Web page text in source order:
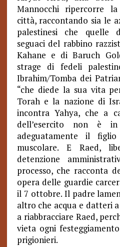
Mannocchi ripercorre
città, raccontando sia le
palestinesi che quelle
seguaci del rabbino
Kahane e di Baruch
strage di fedeli
Ibrahim/Tomba dei
“che diede la sua vita
Torah e la nazione di
incontra Yahya, che a
dell’esercito non è
adeguatamente il
muscolare. E Raed,
detenzione
processo, che racconta
opera delle guardie
il 7 ottobre. Il padre
altro che acqua e datteri
a riabbracciare Raed,
vieta ogni
prigionieri.